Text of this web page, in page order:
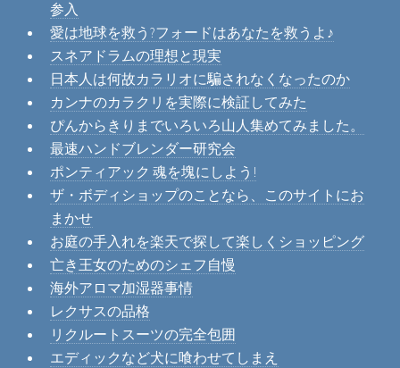
参入
愛は地球を救う?フォードはあなたを救うよ♪
スネアドラムの理想と現実
日本人は何故カラリオに騙されなくなったのか
カンナのカラクリを実際に検証してみた
ぴんからきりまでいろいろ山人集めてみました。
最速ハンドブレンダー研究会
ポンティアック 魂を塊にしよう!
ザ・ボディショップのことなら、このサイトにお
まかせ
お庭の手入れを楽天で探して楽しくショッピング
亡き王女のためのシェフ自慢
海外アロマ加湿器事情
レクサスの品格
リクルートスーツの完全包囲
エディックなど犬に喰わせてしまえ